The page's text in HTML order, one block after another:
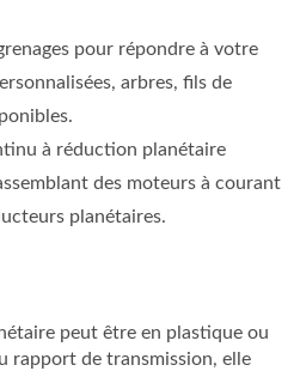
pour répondre à votre
arbres, fils de
à réduction planétaire
des moteurs à courant
planétaires.
peut être en plastique ou
rapport de transmission, elle